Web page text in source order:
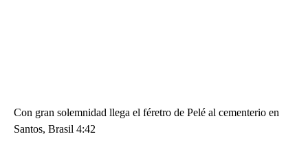
Con gran solemnidad llega el féretro de Pelé al cementerio en
Santos, Brasil 4:42